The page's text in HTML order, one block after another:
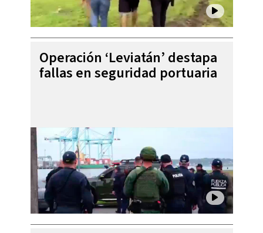
Operación ‘Leviatán’ destapa
fallas en seguridad portuaria